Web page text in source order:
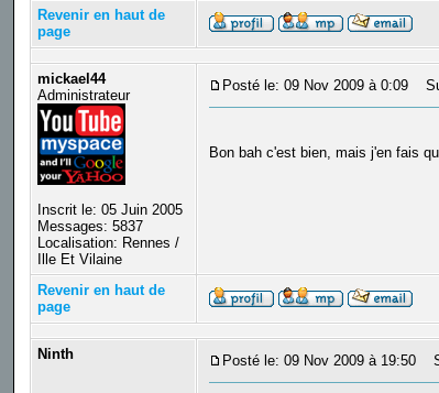
Revenir en haut de
page
mickael44
Administrateur
Inscrit le: 05 Juin 2005
Messages: 5837
Localisation: Rennes /
Ille Et Vilaine
Posté le: 09 Nov 2009 à 0:09
Bon bah c'est bien, mais j'en fais
Revenir en haut de
page
Ninth Posté le: 09 Nov 2009 à 19:50